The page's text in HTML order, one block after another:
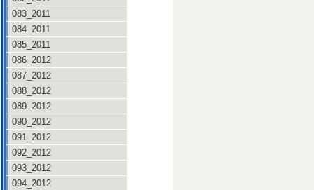
083_2011
084_2011
085_2011
086_2012
087_2012
088_2012
089_2012
090_2012
091_2012
092_2012
093_2012
094_2012